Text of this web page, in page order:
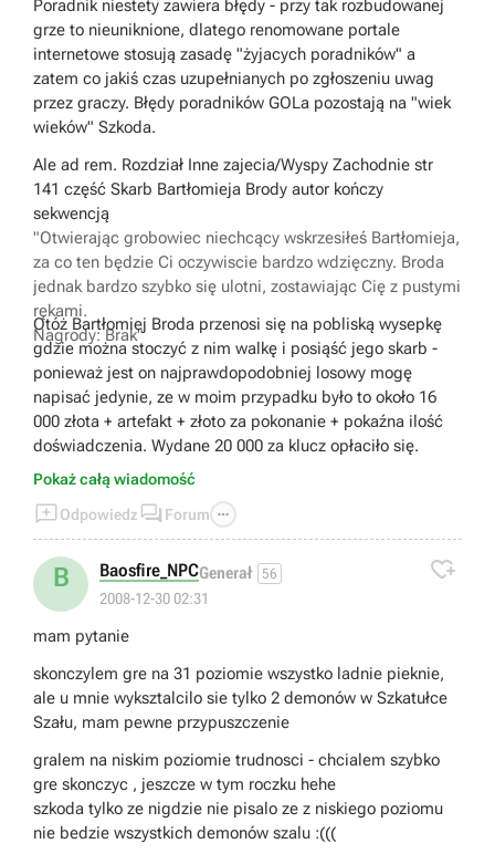
rekrutowałem między innymi szmaragdowe smoki za to w
smoczej krypcie zamiast szmaragdowych czerwone - I
TAK DALEJ.
Poradnik niestety zawiera błędy - przy tak rozbudowanej
grze to nieuniknione, dlatego renomowane portale
internetowe stosują zasadę "żyjacych poradników" a
zatem co jakiś czas uzupełnianych po zgłoszeniu uwag
przez graczy. Błędy poradników GOLa pozostają na "wiek
wieków" Szkoda.
Ale ad rem. Rozdział Inne zajecia/Wyspy Zachodnie str
141 część Skarb Bartłomieja Brody autor kończy
sekwencją
"Otwierając grobowiec niechcący wskrzesiłeś Bartłomieja,
za co ten będzie Ci oczywiscie bardzo wdzięczny. Broda
jednak bardzo szybko się ulotni, zostawiając Cię z pustymi
rękami.
Nagrody:Brak"
Otóż Bartłomiej Broda przenosi się na pobliską wysepkę
gdzie można stoczyć z nim walkę i posiąść jego skarb -
ponieważ jest on najprawdopodobniej losowy mogę
napisać jedynie, ze w moim przypadku było to około 16
000 złota + artefakt + złoto za pokonanie + pokaźna ilość
doświadczenia. Wydane 20 000 za klucz opłaciło się.
Pokaż całą wiadomość
Odpowiedz  Forum 
B Baosfire_NPCGenerał 56
2008-12-30 02:31

mam pytanie
skonczylem gre na 31 poziomie wszystko ladnie pieknie,
ale u mnie wyksztalcilo sie tylko 2 demonów w Szkatułce
Szału, mam pewne przypuszczenie
gralem na niskim poziomie trudnosci - chcialem szybko
gre skonczyc , jeszcze w tym roczku hehe
szkoda tylko ze nigdzie nie pisalo ze z niskiego poziomu
nie bedzie wszystkich demonów szalu :(((